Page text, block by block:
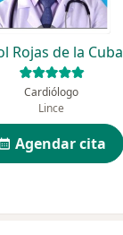
Rojas de la Cuba
Cardiólogo
Lince
Agendar cita